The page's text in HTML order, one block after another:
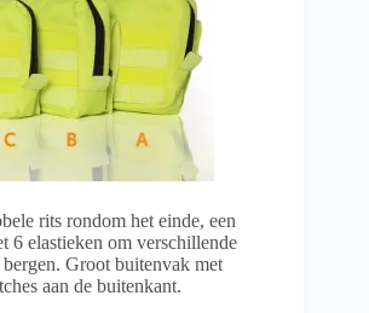
rits rondom het einde, een
6 elastieken om verschillende
Groot buitenvak met
aan de buitenkant.